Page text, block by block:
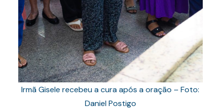
Irmã Gisele recebeu a cura após a oração – Foto:
Daniel Postigo